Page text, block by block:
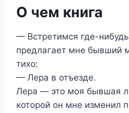
О чем книга
— Встретимся где-
предлагает мне бывший
тихо:
— Лера в отъезде.
Лера — это моя бывшая
которой он мне изменил